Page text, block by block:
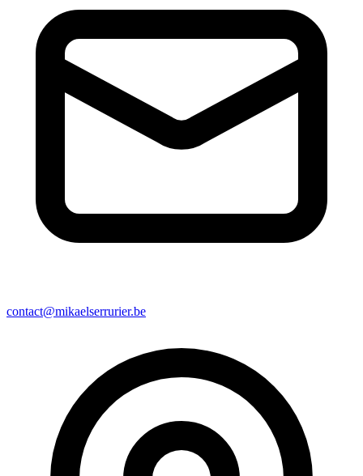
contact@mikaelserrurier.be